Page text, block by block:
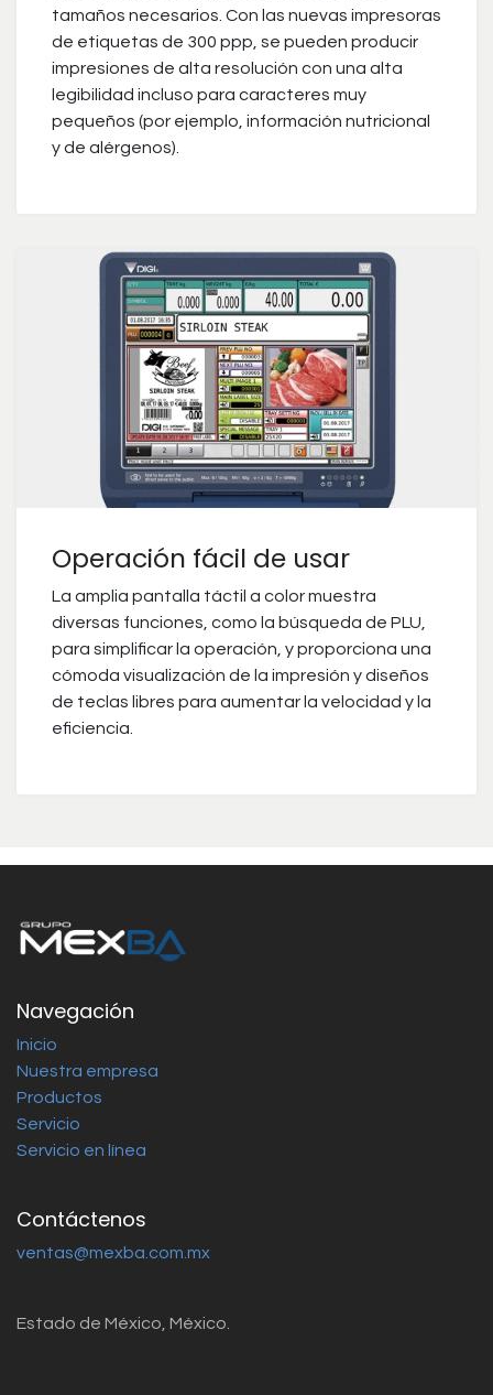
tamaños necesarios. Con las nuevas impresoras
de etiquetas de 300 ppp, se pueden producir
impresiones de alta resolución con una alta
legibilidad incluso para caracteres muy
pequeños (por ejemplo, información nutricional
y de alérgenos).
Operación fácil de usar
La amplia pantalla táctil a color muestra
diversas funciones, como la búsqueda de PLU,
para simplificar la operación, y proporciona una
cómoda visualización de la impresión y diseños
de teclas libres para aumentar la velocidad y la
eficiencia.
Navegación
Inicio
Nuestra empresa
Productos
Servicio
Servicio en línea
Contáctenos
ventas@mexba.com.mx
Estado de México, México.